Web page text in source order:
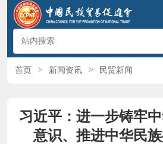
首页 > 新闻资讯 > 民贸新闻
习近平：进一步铸牢
意识、推进中华民